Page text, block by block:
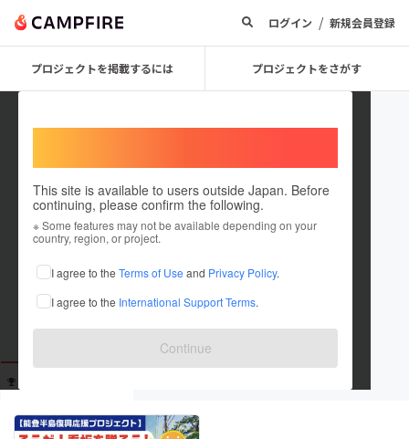
ログイン / 新規会員登録
プロジェクトを掲載するには プロジェクトをさがす
This site is available to users outside Japan. Before
continuing, please confirm the following.
※ Some features may not be available depending on your
country, region, or project.
I agree to the Terms of Use and Privacy Policy.
I agree to the International Support Terms.
Continue
user_ee51f0733a44
出身国：未設定